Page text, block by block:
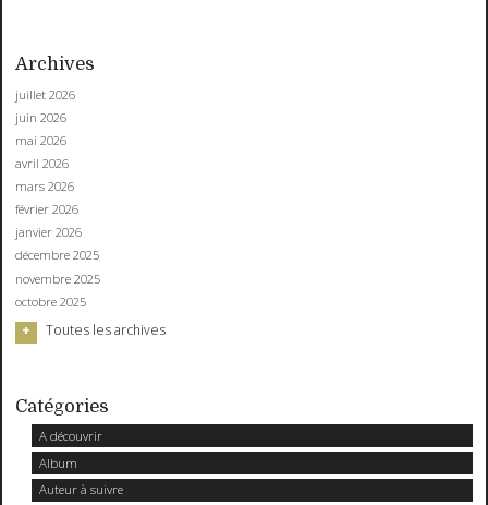
Archives
juillet 2026
juin 2026
mai 2026
avril 2026
mars 2026
février 2026
janvier 2026
décembre 2025
novembre 2025
octobre 2025
Toutes les archives
Catégories
A découvrir
Album
Auteur à suivre